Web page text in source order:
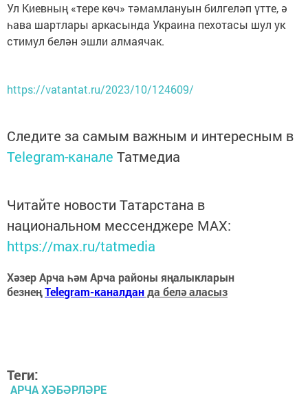
Ул Киевның «тере көч» тәмамлануын билгеләп үтте, ә
һава шартлары аркасында Украина пехотасы шул ук
стимул белән эшли алмаячак.
https://vatantat.ru/2023/10/124609/
Следите за самым важным и интересным в
Telegram-канале Татмедиа
Читайте новости Татарстана в
национальном мессенджере MАХ:
https://max.ru/tatmedia
Хәзер Арча һәм Арча районы яңалыкларын
безнеңTelegram-каналданда белә аласыз
Теги:
АРЧА ХӘБӘРЛӘРЕ